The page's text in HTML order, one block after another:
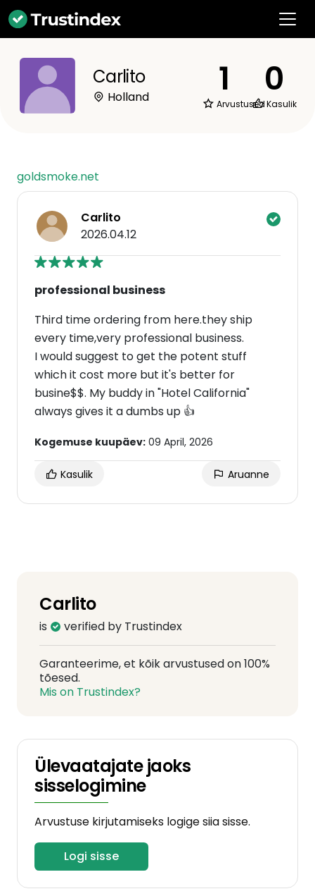
Carlito
Holland 1
Arvustused
0
Kasulik
goldsmoke.net
Carlito
2026.04.12
professional business
Third time ordering from here.they ship
every time,very professional business.
I would suggest to get the potent stuff
which it cost more but it's better for
busine$$. My buddy in "Hotel California"
always gives it a dumbs up 👍
Kogemuse kuupäev: 09 April, 2026
Kasulik Aruanne
Carlito
is verified by Trustindex
Garanteerime, et kõik arvustused on 100%
tõesed.
Mis on Trustindex?
Ülevaatajate jaoks
sisselogimine
Arvustuse kirjutamiseks logige siia sisse.
Logi sisse